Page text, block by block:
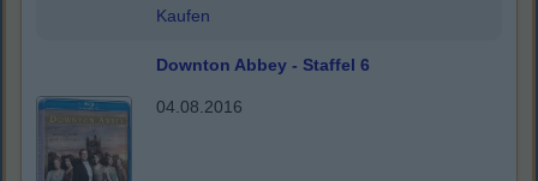
Kaufen
Downton Abbey - Staffel 6
04.08.2016